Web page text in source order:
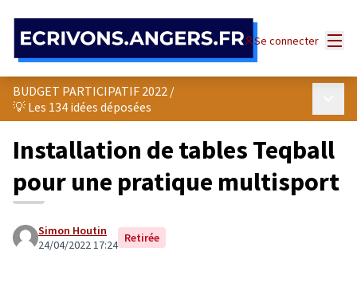
Se connecter
BUDGET PARTICIPATIF 2022 /
💡 Les 134 idées déposées
Installation de tables Teqball
pour une pratique multisport
Simon Houtin
24/04/2022 17:24 Retirée